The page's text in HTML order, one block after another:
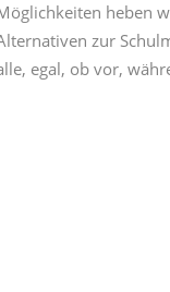
heben
zur
egal, ob vor,